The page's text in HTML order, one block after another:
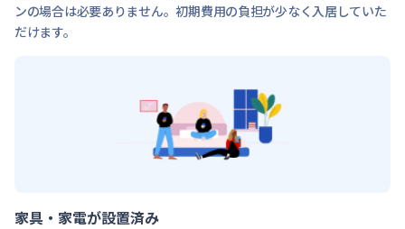
ンの場合は必要ありません。初期費用の負担が少なく入居していた
だけます。
家具・家電が設置済み